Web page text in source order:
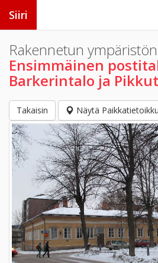
Siiri
Rakennetun
Ensimmäinen
Barkerintalo ja
Takaisin Näytä